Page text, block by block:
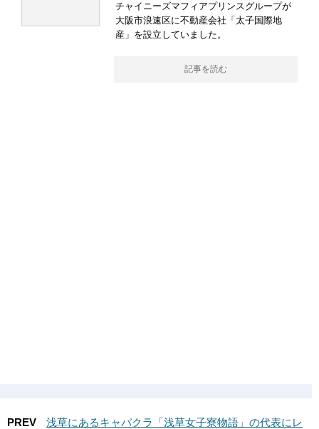
チャイニーズマフィアプリンスグループが
大阪市浪速区に不動産会社「太子国際地
産」を設立していました。
記事を読む
PREV
浅草にあるキャバクラ「浅草女子寮物語」の代表にレ